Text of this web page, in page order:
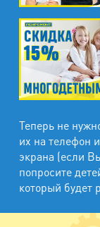
Теперь не
их на телефон
экрана (если
попросите
который будет